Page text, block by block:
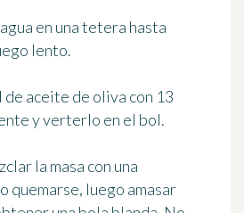
en una tetera hasta
lento.
de aceite de oliva con 13
y verterlo en el bol.
la masa con una
quemarse, luego amasar